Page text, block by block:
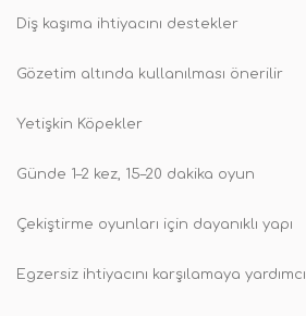
Diş kaşıma ihtiyacını destekler
Gözetim altında kullanılması önerilir
Yetişkin Köpekler
Günde 1–2 kez, 15–20 dakika oyun
Çekiştirme oyunları için dayanıklı yapı
Egzersiz ihtiyacını karşılamaya yardımcı